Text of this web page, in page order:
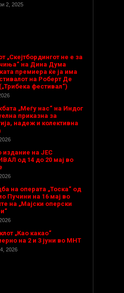
2, 2025
„Скејтбордингот не е за
на Дина Дума
премиера ќе ја има
на Роберт Де
фестивал“)
„Меѓу нас“ на Индог
приказна за
надеж и колективна
издание на ЈЕС
од 14 до 20 мај во
на операта „Тоска“ од
Пучини на 16 мај во
на „Мајски оперски
„Као какао“
на 2 и 3 јуни во МНТ
2026